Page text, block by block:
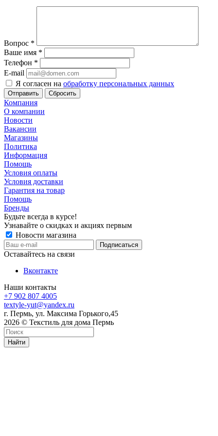
Вопрос *
Ваше имя *
Телефон *
E-mail
Я согласен на обработку персональных данных
Сбросить
Компания
О компании
Новости
Вакансии
Магазины
Политика
Информация
Помощь
Условия оплаты
Условия доставки
Гарантия на товар
Помощь
Бренды
Будьте всегда в курсе!
Узнавайте о скидках и акциях первым
Новости магазина
Оставайтесь на связи
Вконтакте
Наши контакты
+7 902 807 4005
textyle-yut@yandex.ru
г. Пермь, ул. Максима Горького,45
2026 © Текстиль для дома Пермь
Найти